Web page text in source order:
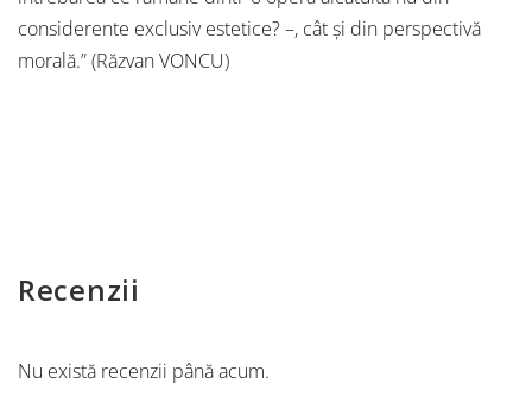
considerente exclusiv estetice? –, cât şi din perspectivă
morală.” (Răzvan VONCU)
Recenzii
Nu există recenzii până acum.